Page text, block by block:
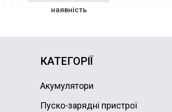
наявність
КАТЕГОРІЇ
Акумулятори
Пуско-зарядні пристрої